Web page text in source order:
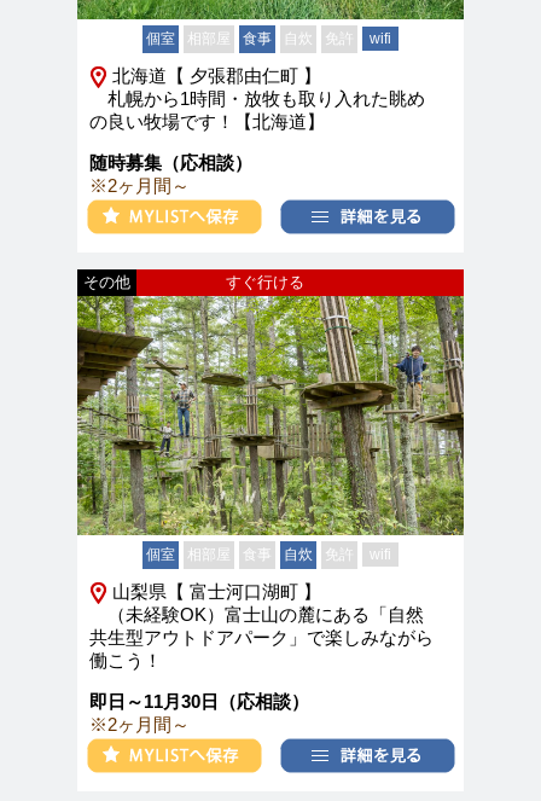
個室 相部屋 食事 自炊 免許 wifi
北海道【 夕張郡由仁町 】
札幌から1時間・放牧も取り入れた眺め
の良い牧場です！【北海道】
随時募集（応相談）
※2ヶ月間～
すぐ行ける
その他
個室 相部屋 食事 自炊 免許 wifi
山梨県【 富士河口湖町 】
（未経験OK）富士山の麓にある「自然
共生型アウトドアパーク」で楽しみながら
働こう！
即日～11月30日（応相談）
※2ヶ月間～